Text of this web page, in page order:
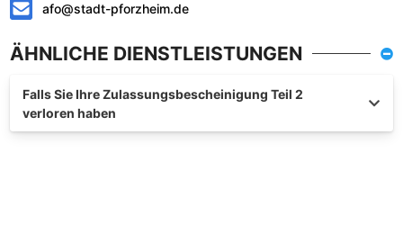
afo@stadt-pforzheim.de
ÄHNLICHE DIENSTLEISTUNGEN
Falls Sie Ihre Zulassungsbescheinigung Teil 2
verloren haben